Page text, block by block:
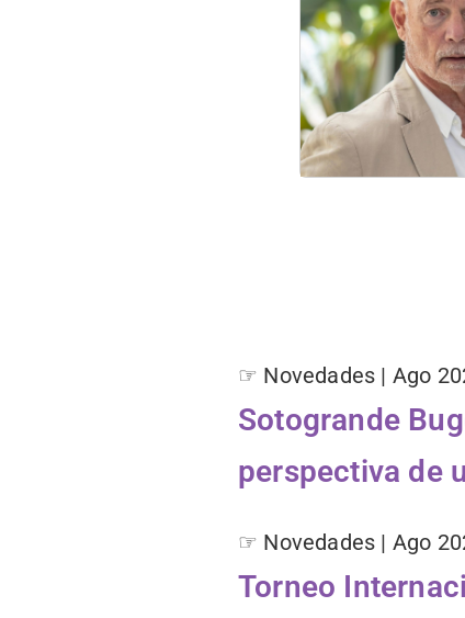
☞ Novedades | Ago
Sotogrande
perspectiva de
☞ Novedades | Ago
Torneo